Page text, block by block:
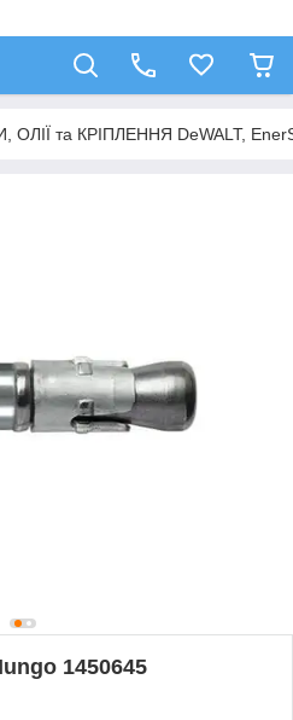
та КРІПЛЕННЯ DeWALT,
1450645